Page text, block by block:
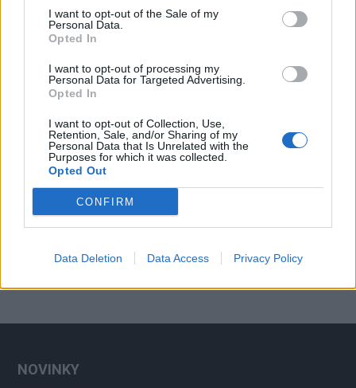
I want to opt-out of the Sale of my
Personal Data.
Opted In
I want to opt-out of processing my
Personal Data for Targeted Advertising.
Opted In
I want to opt-out of Collection, Use,
Retention, Sale, and/or Sharing of my
Personal Data that Is Unrelated with the
Purposes for which it was collected.
Opted Out
CONFIRM
Data Deletion Data Access Privacy Policy
neobstála. Policie o prázdninách zpřísní
dohled na silnicích
NOVINKY